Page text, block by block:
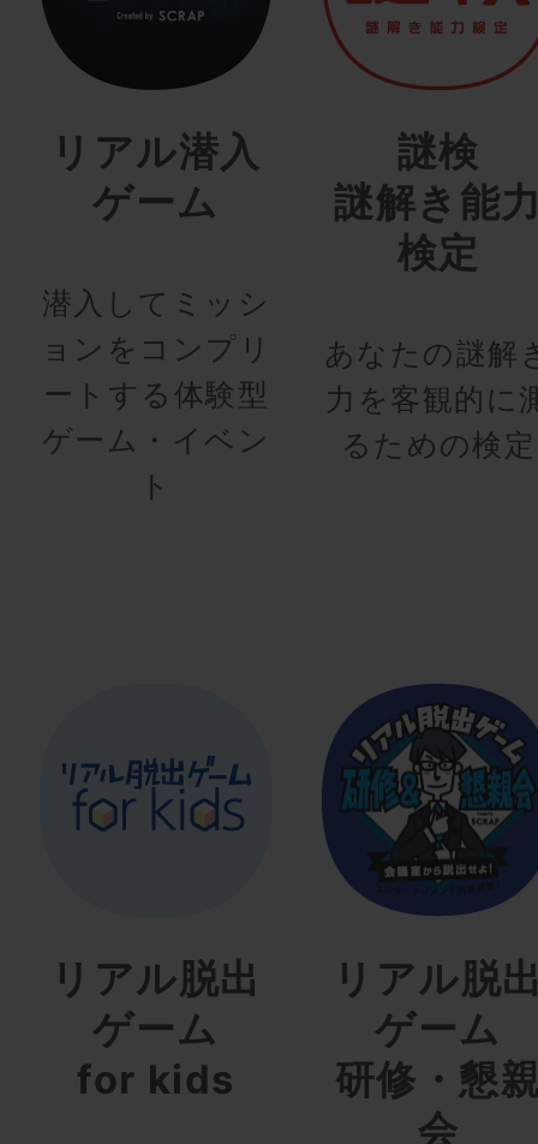
リアル潜入
ゲーム
潜入してミッシ
ョンをコンプリ
ートする体験型
ゲーム・イベン
ト
謎検
謎解き能
検定
あなたの謎解
力を客観的に
るための検定
リアル脱出
ゲーム
for kids
リアル脱
ゲーム
研修・懇
会